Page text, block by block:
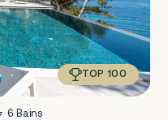
TOP 100
6 Bains